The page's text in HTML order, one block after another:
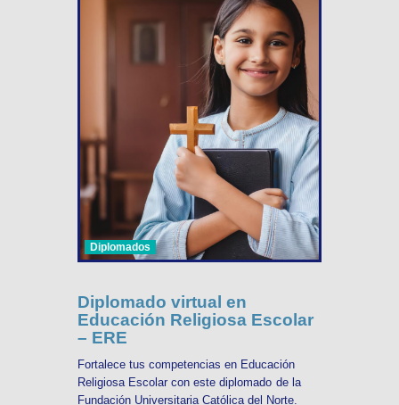
Diplomados
Diplomado virtual en
Educación Religiosa Escolar
– ERE
Fortalece tus competencias en Educación
Religiosa Escolar con este diplomado de la
Fundación Universitaria Católica del Norte.